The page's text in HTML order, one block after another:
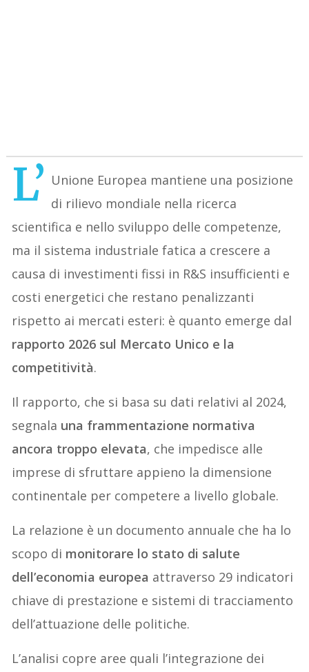
L’ Unione Europea mantiene una posizione
di rilievo mondiale nella ricerca
scientifica e nello sviluppo delle competenze,
ma il sistema industriale fatica a crescere a
causa di investimenti fissi in R&S insufficienti e
costi energetici che restano penalizzanti
rispetto ai mercati esteri: è quanto emerge dal
rapporto 2026 sul Mercato Unico e la
competitività.
Il rapporto, che si basa su dati relativi al 2024,
segnala una frammentazione normativa
ancora troppo elevata, che impedisce alle
imprese di sfruttare appieno la dimensione
continentale per competere a livello globale.
La relazione è un documento annuale che ha lo
scopo di monitorare lo stato di salute
dell’economia europea attraverso 29 indicatori
chiave di prestazione e sistemi di tracciamento
dell’attuazione delle politiche.
L’analisi copre aree quali l’integrazione dei